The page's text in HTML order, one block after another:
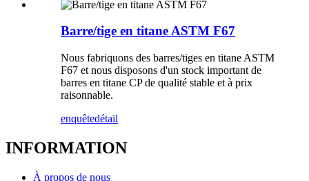
Barre/tige en titane ASTM F67
Nous fabriquons des barres/tiges en titane ASTM
F67 et nous disposons d'un stock important de
barres en titane CP de qualité stable et à prix
raisonnable.
enquêtedétail
INFORMATION
À propos de nous